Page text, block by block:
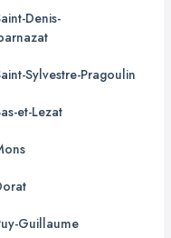
Denis-
Sylvestre-Pragoulin
et-Lezat
Guillaume